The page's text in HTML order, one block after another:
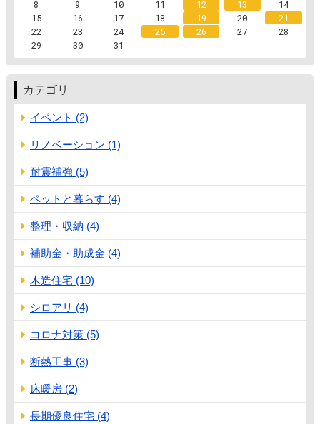
8 9 10 11 12 13
14
15
16 17 18 19 20
21
22
23 24 25 26 27
28
29
30 31
カテゴリ
イベント (2)
リノベーション (1)
耐震補強 (5)
ペットと暮らす (4)
整理・収納 (4)
補助金・助成金 (4)
木造住宅 (10)
シロアリ (4)
コロナ対策 (5)
断熱工事 (3)
床暖房 (2)
長期優良住宅 (4)